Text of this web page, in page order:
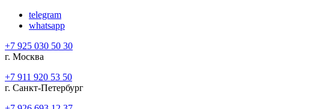
telegram
whatsapp
+7 925 030 50 30
г. Москва
+7 911 920 53 50
г. Санкт-Петербург